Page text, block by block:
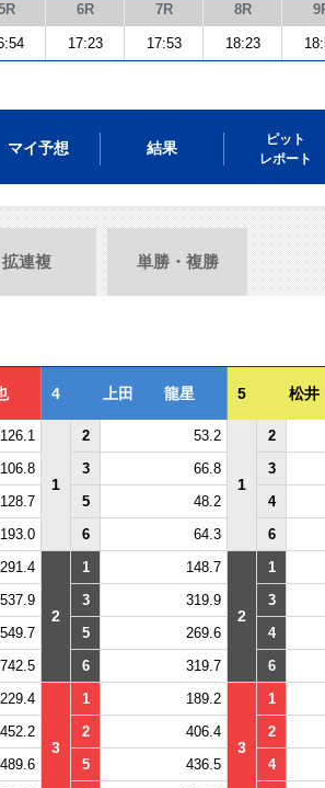
6R 7R 8R
17:23 17:53 18:23
マイ予想 結果
ピット
レポート
拡連複 単勝・複勝
4 上田 龍星 5 松
126.1
1
2 53.2
1
2
106.8 3 66.8 3
128.7 5 48.2 4
193.0 6 64.3 6
291.4
2
1 148.7
2
1
537.9 3 319.9 3
549.7 5 269.6 4
742.5 6 319.7 6
229.4
3
1 189.2
3
1
452.2 2 406.4 2
489.6 5 436.5 4